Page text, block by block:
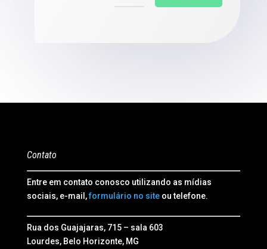
Contato
Entre em contato conosco utilizando as mídias
sociais, e-mail,formulário no siteou telefone.
Rua dos Guajajaras, 715 – sala 603
Lourdes, Belo Horizonte, MG